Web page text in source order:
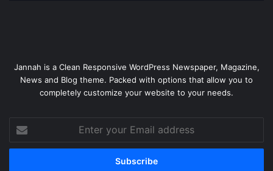
Jannah is a Clean Responsive WordPress Newspaper, Magazine,
News and Blog theme. Packed with options that allow you to
completely customize your website to your needs.
your
Email